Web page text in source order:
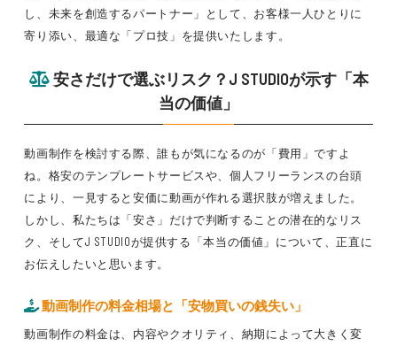
し、未来を創造するパートナー」として、お客様一人ひとりに
寄り添い、最適な「プロ技」を提供いたします。
安さだけで選ぶリスク？J STUDIOが示す「本
当の価値」
動画制作を検討する際、誰もが気になるのが「費用」ですよ
ね。格安のテンプレートサービスや、個人フリーランスの台頭
により、一見すると安価に動画が作れる選択肢が増えました。
しかし、私たちは「安さ」だけで判断することの潜在的なリス
ク、そしてJ STUDIOが提供する「本当の価値」について、正直に
お伝えしたいと思います。
動画制作の料金相場と「安物買いの銭失い」
動画制作の料金は、内容やクオリティ、納期によって大きく変